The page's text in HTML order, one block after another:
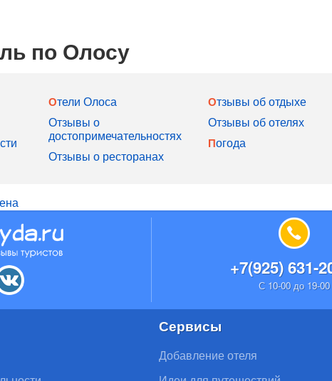
по Олосу
Отели Олоса
Отзывы о
достопримечательностях
Отзывы о ресторанах
Отзывы об отдыхе
Отзывы об отелях
Погода
+7(925) 631-
С 10-00 до 19-00
Сервисы
Добавление отеля